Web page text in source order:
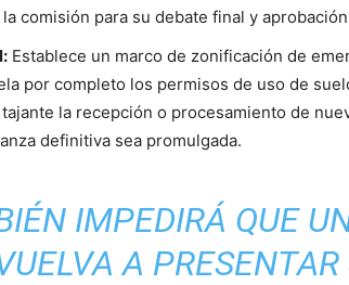
comisión para su debate final y
Establece un marco de zonificación de
por completo los permisos de uso de
la recepción o procesamiento de
definitiva sea promulgada.
IMPEDIRÁ QUE
A PRESENTAR